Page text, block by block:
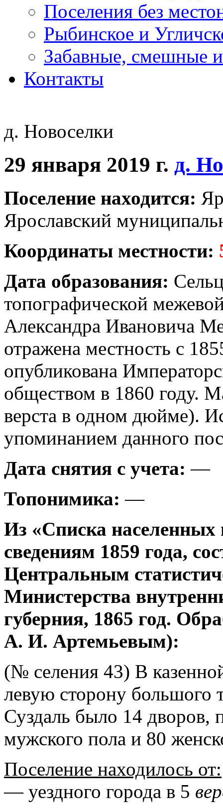
Поселения без
Рыбинское и
Забавные, смешные
Контакты
д. Новоселки
29 января 2019 г. д.
Поселение находится:
Ярославский
Координаты местности:
Дата образования:
топографической
Александра Ивановича
отражена местность с
опубликована
обществом в 1860 году.
верста в одном дюйме).
упоминанием данного
Дата снятия с учета: —
Топонимика: —
Из «Списка населенных
сведениям 1859 года,
Центральным
Министерства
губерния, 1865 год.
А. И. Артемьевым):
(№ селения 43) В
левую сторону большого
Суздаль было 14 дворов,
мужского пола и 80
Поселение находилось от:
— уездного города в 5